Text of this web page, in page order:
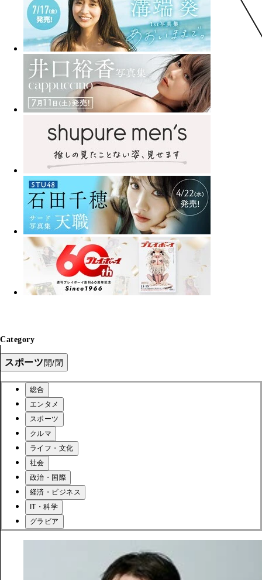
Category
スポーツ開/閉
総合
エンタメ
スポーツ
クルマ
ライフ・文化
社会
政治・国際
経済・ビジネス
IT・科学
グラビア